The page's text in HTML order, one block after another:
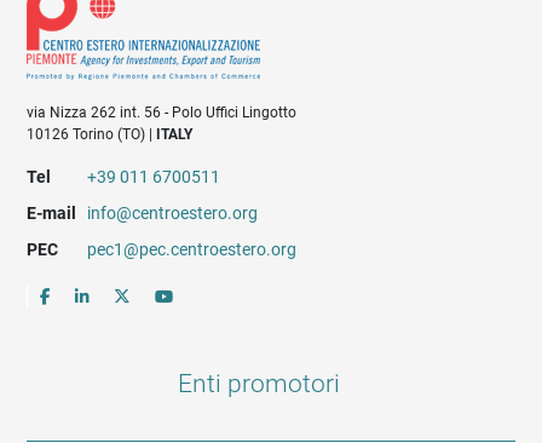
via Nizza 262 int. 56 - Polo Uffici Lingotto
10126 Torino (TO) |
ITALY
Tel
+39 011 6700511
E-mail
info@centroestero.org
PEC
pec1@pec.centroestero.org
Enti promotori